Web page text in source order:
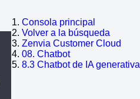
Consola principal
Volver a la búsqueda
Zenvia Customer Cloud
08. Chatbot
8.3 Chatbot de IA generativa